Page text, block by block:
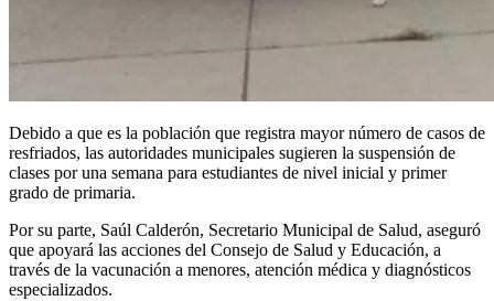
Debido a que es la población que registra mayor número de casos de
resfriados, las autoridades municipales sugieren la suspensión de
clases por una semana para estudiantes de nivel inicial y primer
grado de primaria.
Por su parte, Saúl Calderón, Secretario Municipal de Salud, aseguró
que apoyará las acciones del Consejo de Salud y Educación, a
través de la vacunación a menores, atención médica y diagnósticos
especializados.